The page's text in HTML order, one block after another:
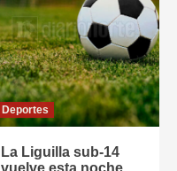
Deportes
La Liguilla sub-14
vuelve esta noche